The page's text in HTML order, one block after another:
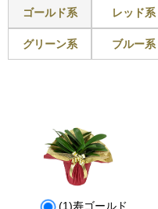
ゴールド系 レッド系
グリーン系 ブルー系
(1)寿ゴールド